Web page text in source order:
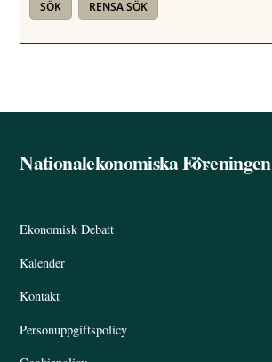
Back
Nationalekonomiska Föreningen
Ekonomisk Debatt
Kalender
Kontakt
Personuppgiftspolicy